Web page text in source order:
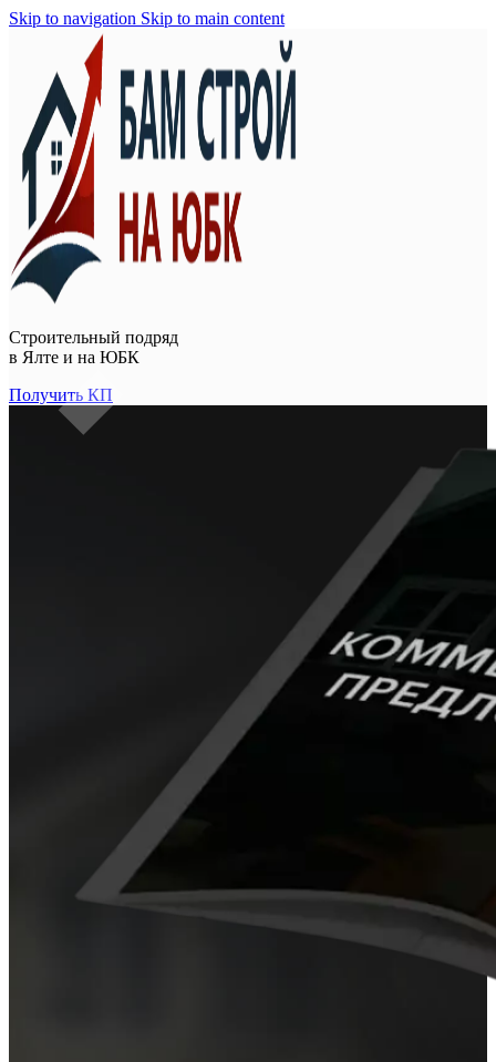
Skip to navigation Skip to main content
Строительный подряд
в Ялте и на ЮБК
Получить КП